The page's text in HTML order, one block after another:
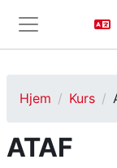
Sidepanel
Hjem Kurs
ATAF